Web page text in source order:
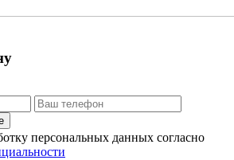
персональных данных согласно